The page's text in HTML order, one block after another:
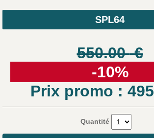
SPL64
550.00€
-10%
Prix promo :
Quantité